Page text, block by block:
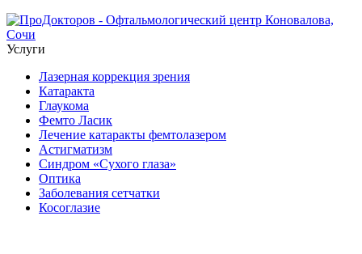
Услуги
Лазерная коррекция зрения
Катаракта
Глаукома
Фемто Ласик
Лечение катаракты фемтолазером
Астигматизм
Синдром «Сухого глаза»
Оптика
Заболевания сетчатки
Косоглазие